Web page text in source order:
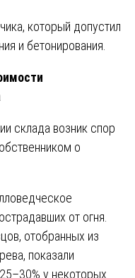
который допустил
и бетонирования.
склада возник спор
о
от огня.
отобранных из
показали
у некоторых